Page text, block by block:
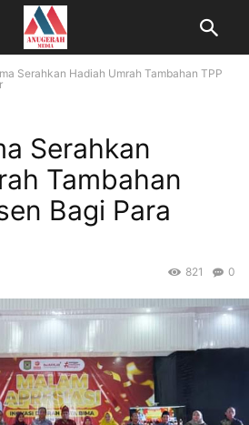
Serahkan Hadiah Umrah Tambahan TPP
Serahkan
Tambahan
Bagi Para
0
821